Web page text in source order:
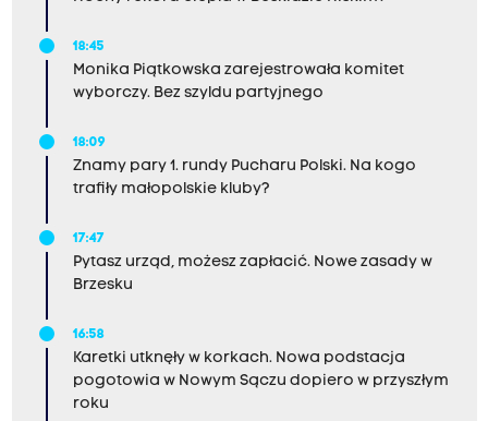
18:45
Monika Piątkowska zarejestrowała komitet
wyborczy. Bez szyldu partyjnego
18:09
Znamy pary 1. rundy Pucharu Polski. Na kogo
trafiły małopolskie kluby?
17:47
Pytasz urząd, możesz zapłacić. Nowe zasady w
Brzesku
16:58
Karetki utknęły w korkach. Nowa podstacja
pogotowia w Nowym Sączu dopiero w przyszłym
roku